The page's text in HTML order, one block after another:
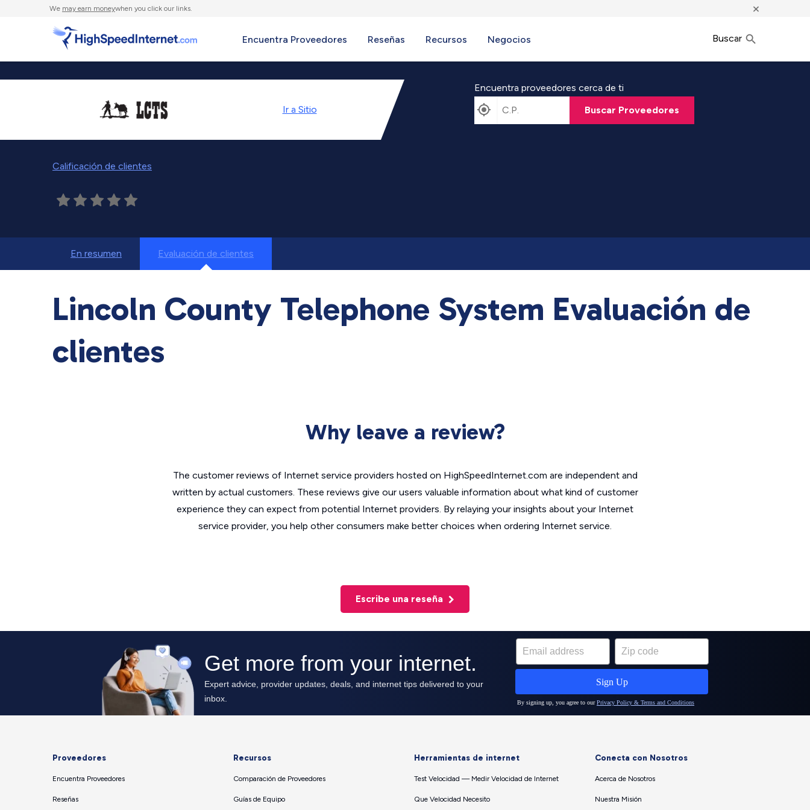
We may earn moneywhen you click our links. ×
Encuentra Proveedores Reseñas Recursos Negocios Buscar
Ir a Sitio
Calificación de clientes
Encuentra proveedores cerca de ti
Buscar Proveedores
En resumen Evaluación de clientes
Lincoln County Telephone System Evaluación de
clientes
Why leave a review?
The customer reviews of Internet service providers hosted on HighSpeedInternet.com are independent and
written by actual customers. These reviews give our users valuable information about what kind of customer
experience they can expect from potential Internet providers. By relaying your insights about your Internet
service provider, you help other consumers make better choices when ordering Internet service.
Escribe una reseña
Proveedores
Encuentra Proveedores
Reseñas
Recursos
Comparación de Proveedores
Guías de Equipo
Herramientas de internet
Test Velocidad — Medir Velocidad de Internet
Que Velocidad Necesito
Conecta con Nosotros
Acerca de Nosotros
Nuestra Misión